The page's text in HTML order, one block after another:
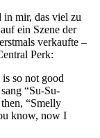
in mir, das viel zu
ein Szene der
verkaufte –
Perk:
so not good
“Su-Su-
“Smelly
know, now I